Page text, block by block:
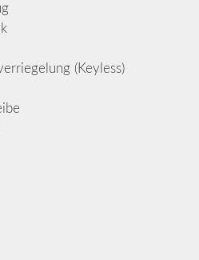
(Keyless)